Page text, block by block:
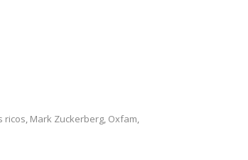
ricos, Mark Zuckerberg, Oxfam,